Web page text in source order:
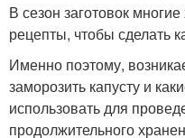
В сезон заготовок
рецепты, чтобы сделать
Именно поэтому,
заморозить капусту и
использовать для
продолжительного